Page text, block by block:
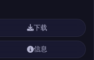
下载
信息